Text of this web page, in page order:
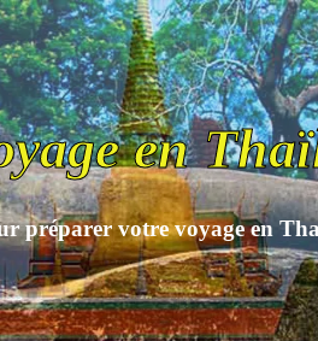
en
préparer votre voyage en